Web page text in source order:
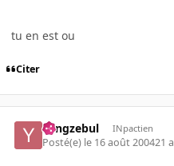
tu en est ou
Citer
Yangzebul INpactien
Posté(e) le 16 août 200421 a